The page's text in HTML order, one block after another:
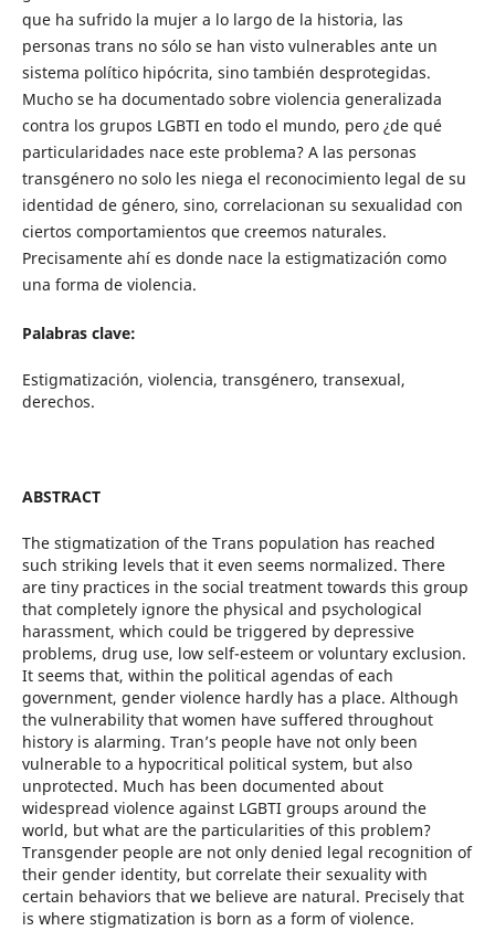
que ha sufrido la mujer a lo largo de la historia, las
personas trans no sólo se han visto vulnerables ante un
sistema político hipócrita, sino también desprotegidas.
Mucho se ha documentado sobre violencia generalizada
contra los grupos LGBTI en todo el mundo, pero ¿de qué
particularidades nace este problema? A las personas
transgénero no solo les niega el reconocimiento legal de su
identidad de género, sino, correlacionan su sexualidad con
ciertos comportamientos que creemos naturales.
Precisamente ahí es donde nace la estigmatización como
una forma de violencia.
Palabras clave:
Estigmatización, violencia, transgénero, transexual,
derechos.
ABSTRACT
The stigmatization of the Trans population has reached
such striking levels that it even seems normalized. There
are tiny practices in the social treatment towards this group
that completely ignore the physical and psychological
harassment, which could be triggered by depressive
problems, drug use, low self-esteem or voluntary exclusion.
It seems that, within the political agendas of each
government, gender violence hardly has a place. Although
the vulnerability that women have suffered throughout
history is alarming. Tran’s people have not only been
vulnerable to a hypocritical political system, but also
unprotected. Much has been documented about
widespread violence against LGBTI groups around the
world, but what are the particularities of this problem?
Transgender people are not only denied legal recognition of
their gender identity, but correlate their sexuality with
certain behaviors that we believe are natural. Precisely that
is where stigmatization is born as a form of violence.